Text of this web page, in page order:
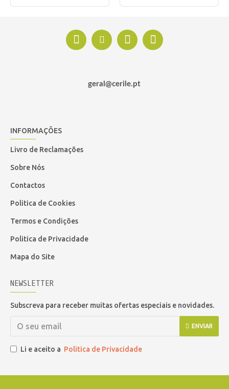
geral@cerile.pt
INFORMAÇÕES
Livro de Reclamações
Sobre Nós
Contactos
Politica de Cookies
Termos e Condições
Politica de Privacidade
Mapa do Site
NEWSLETTER
Subscreva para receber muitas ofertas especiais e novidades.
ENVIAR
Li e aceito a Politica de Privacidade